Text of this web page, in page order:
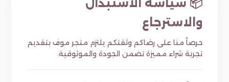
📦 سياسة الاستبدال
والاسترجاع
حرصاً منا على رضاكم وثقتكم يلتزم متجر موف بتقديم
تجربة شراء مميزة تضمن الجودة والموثوقية.